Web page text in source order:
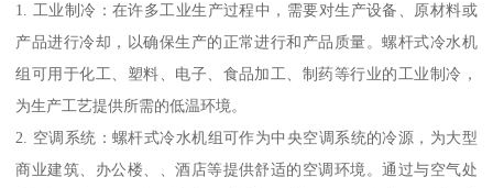
1. 工业制冷：在许多工业生产过程中，需要对生产设备、原材料或
产品进行冷却，以确保生产的正常进行和产品质量。螺杆式冷水机
组可用于化工、塑料、电子、食品加工、制药等行业的工业制冷，
为生产工艺提供所需的低温环境。
2. 空调系统：螺杆式冷水机组可作为中央空调系统的冷源，为大型
商业建筑、办公楼、、酒店等提供舒适的空调环境。通过与空气处